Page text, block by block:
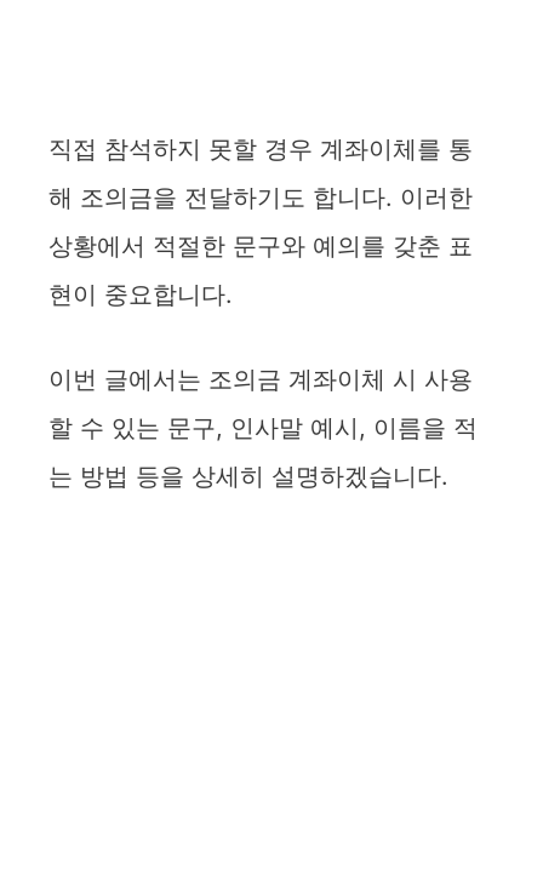
직접 참석하지 못할 경우 계좌이체를 통
해 조의금을 전달하기도 합니다. 이러한
상황에서 적절한 문구와 예의를 갖춘 표
현이 중요합니다.
이번 글에서는 조의금 계좌이체 시 사용
할 수 있는 문구, 인사말 예시, 이름을 적
는 방법 등을 상세히 설명하겠습니다.